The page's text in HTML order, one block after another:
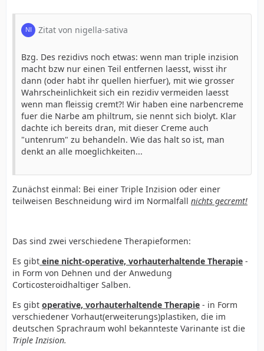
Zitat von nigella-sativa
Bzg. Des rezidivs noch etwas: wenn man triple inzision
macht bzw nur einen Teil entfernen laesst, wisst ihr
dann (oder habt ihr quellen hierfuer), mit wie grosser
Wahrscheinlichkeit sich ein rezidiv vermeiden laesst
wenn man fleissig cremt?! Wir haben eine narbencreme
fuer die Narbe am philtrum, sie nennt sich biolyt. Klar
dachte ich bereits dran, mit dieser Creme auch
"untenrum" zu behandeln. Wie das halt so ist, man
denkt an alle moeglichkeiten...
Zunächst einmal: Bei einer Triple Inzision oder einer
teilweisen Beschneidung wird im Normalfall nichts gecremt!
Das sind zwei verschiedene Therapieformen:
Es gibt eine nicht-operative, vorhauterhaltende Therapie -
in Form von Dehnen und der Anwedung
Corticosteroidhaltiger Salben.
Es gibt operative, vorhauterhaltende Therapie - in Form
verschiedener Vorhaut(erweiterungs)plastiken, die im
deutschen Sprachraum wohl bekannteste Varinante ist die
Triple Inzision.